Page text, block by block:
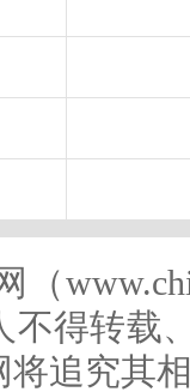
不得转载
追究其